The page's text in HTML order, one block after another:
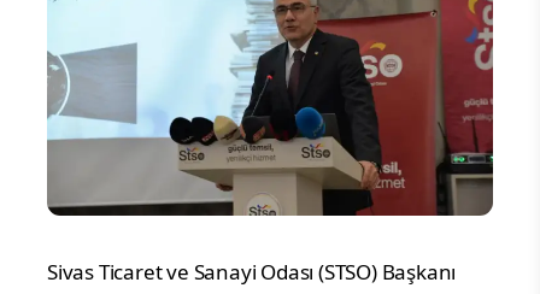
Sivas Ticaret ve Sanayi Odası (STSO) Başkanı